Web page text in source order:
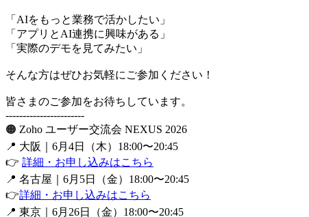
「AIをもっと業務で活かしたい」
「アプリとAI連携に興味がある」
「実際のデモを見てみたい」
そんな方はぜひお気軽にご参加ください！
皆さまのご参加をお待ちしています。
-----------------------
🟠 Zoho ユーザー交流会 NEXUS 2026
📍 大阪｜6月4日（木）18:00〜20:45
👉 詳細・お申し込みはこちら
📍 名古屋｜6月5日（金）18:00〜20:45
👉詳細・お申し込みはこちら
📍 東京｜6月26日（金）18:00〜20:45